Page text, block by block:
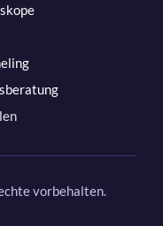
vorbehalten.